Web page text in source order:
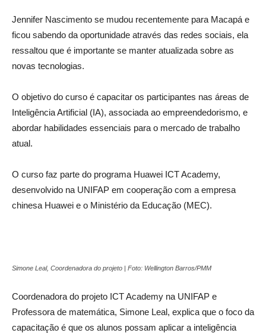
Jennifer Nascimento se mudou recentemente para Macapá e
ficou sabendo da oportunidade através das redes sociais, ela
ressaltou que é importante se manter atualizada sobre as
novas tecnologias.
O objetivo do curso é capacitar os participantes nas áreas de
Inteligência Artificial (IA), associada ao empreendedorismo, e
abordar habilidades essenciais para o mercado de trabalho
atual.
O curso faz parte do programa Huawei ICT Academy,
desenvolvido na UNIFAP em cooperação com a empresa
chinesa Huawei e o Ministério da Educação (MEC).
Simone Leal, Coordenadora do projeto | Foto: Wellington Barros/PMM
Coordenadora do projeto ICT Academy na UNIFAP e
Professora de matemática, Simone Leal, explica que o foco da
capacitação é que os alunos possam aplicar a inteligência